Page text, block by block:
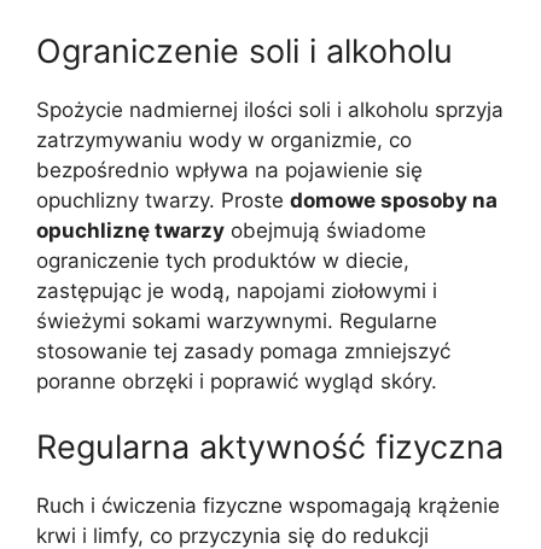
Ograniczenie soli i alkoholu
Spożycie nadmiernej ilości soli i alkoholu sprzyja
zatrzymywaniu wody w organizmie, co
bezpośrednio wpływa na pojawienie się
opuchlizny twarzy. Proste domowe sposoby na
opuchliznę twarzy obejmują świadome
ograniczenie tych produktów w diecie,
zastępując je wodą, napojami ziołowymi i
świeżymi sokami warzywnymi. Regularne
stosowanie tej zasady pomaga zmniejszyć
poranne obrzęki i poprawić wygląd skóry.
Regularna aktywność fizyczna
Ruch i ćwiczenia fizyczne wspomagają krążenie
krwi i limfy, co przyczynia się do redukcji